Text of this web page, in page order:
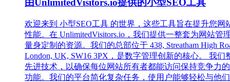
由UnlimitedVisitors.io提供的小型SEO工具
欢迎来到 小型SEO工具 的世界，这些工具旨在提升您网
性能。在 UnlimitedVisitors.io，我们提供一整套为网站管
量身定制的资源。我们的总部位于 438, Streatham High
London, UK, SW16 3PX，是数字管理创新的核心。 我们
先进技术，以确保每位网站所有者都能访问保持竞争力
功能。我们的平台简化复杂任务，使用户能够轻松与他